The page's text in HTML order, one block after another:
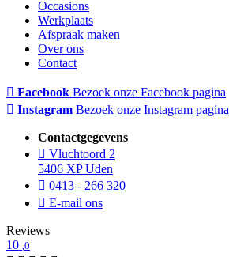
Occasions
Werkplaats
Afspraak maken
Over ons
Contact
Facebook Bezoek onze Facebook pagina
Instagram Bezoek onze Instagram pagina
Contactgegevens
Vluchtoord 2
5406 XP Uden
0413 - 266 320
E-mail ons
Reviews
10 ,0